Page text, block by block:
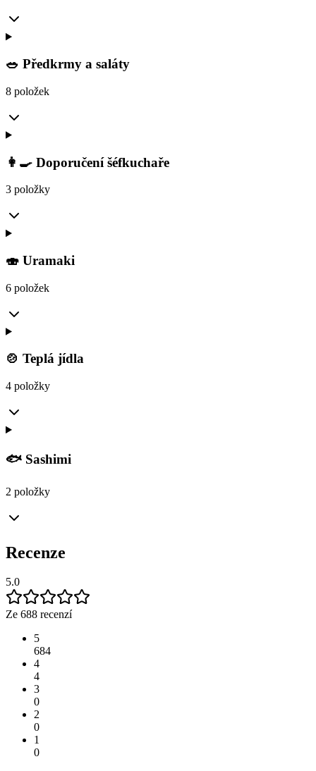
🥗 Předkrmy a saláty
8 položek
👩‍🍳 Doporučení šéfkuchaře
3 položky
🍣 Uramaki
6 položek
🍲 Teplá jídla
4 položky
🐟 Sashimi
2 položky
Recenze
5.0
Ze 688 recenzí
5
684
4
4
3
0
2
0
1
0